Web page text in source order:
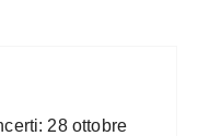
28 ottobre